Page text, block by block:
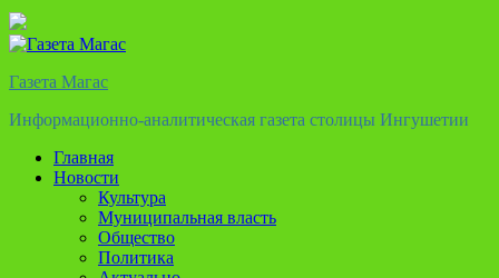
Газета Магас
Информационно-аналитическая газета столицы Ингушетии
Главная
Новости
Культура
Муниципальная власть
Общество
Политика